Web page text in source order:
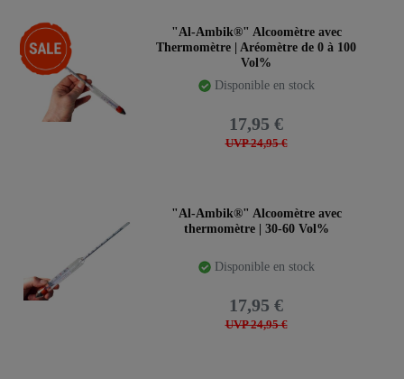
-28%
"Al-Ambik®" Alcoomètre avec
Thermomètre | Aréomètre de 0 à 100
Vol%
Disponible en stock
UVP 24,95 €
17,95 €
"Al-Ambik®" Alcoomètre avec
thermomètre | 30-60 Vol%
Disponible en stock
UVP 24,95 €
17,95 €